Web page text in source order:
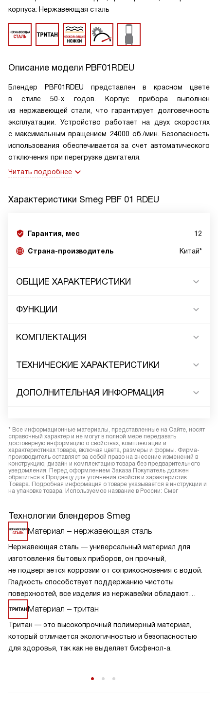
корпуса: Нержавеющая сталь
Описание модели PBF01RDEU
Блендер PBF01RDEU представлен в красном цвете
в стиле 50-х годов. Корпус прибора выполнен
из нержавеющей стали, что гарантирует долговечность
эксплуатации. Устройство работает на двух скоростях
с максимальным вращением 24000 об./мин. Безопасность
использования обеспечивается за счет автоматического
отключения при перегрузке двигателя.
Читать подробнее
Характеристики Smeg PBF 01 RDEU
Гарантия, мес 12
Страна-производитель Китай*
ОБЩИЕ ХАРАКТЕРИСТИКИ
ФУНКЦИИ
КОМПЛЕКТАЦИЯ
ТЕХНИЧЕСКИЕ ХАРАКТЕРИСТИКИ
ДОПОЛНИТЕЛЬНАЯ ИНФОРМАЦИЯ
* Все информационные материалы, представленные на Сайте, носят
справочный характер и не могут в полной мере передавать
достоверную информацию о свойствах, комплектации и
характеристиках товара, включая цвета, размеры и формы. Фирма-
производитель оставляет за собой право на внесение изменений в
конструкцию, дизайн и комплектацию товара без предварительного
уведомления. Перед оформлением Заказа Покупатель должен
обратиться к Продавцу для уточнения свойств и характеристик
Товара. Подробная информация о товаре указывается в инструкции и
на упаковке товара. Используемое название в России: Смег
Технологии блендеров Smeg
Материал – нержавеющая сталь
Нержавеющая сталь — универсальный материал для
изготовления бытовых приборов, он прочный,
не подвергается коррозии от соприкосновения с водой.
Гладкость способствует поддержанию чистоты
поверхностей, все изделия из нержавейки обладают
хорошими гигиеническими характеристиками. Изделия
долгие годы сохраняют функциональность и внешний вид.
За нержавейкой легко ухаживать — мыть и протирать
мягкой тканью.
Материал – тритан
Тритан — это высокопрочный полимерный материал,
который отличается экологичностью и безопасностью
для здоровья, так как не выделяет бисфенол-а.